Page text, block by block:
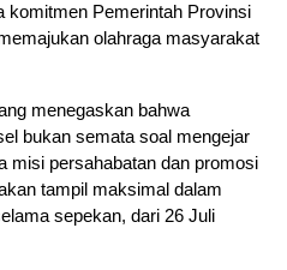
komitmen Pemerintah Provinsi
olahraga masyarakat
menegaskan bahwa
bukan semata soal mengejar
misi persahabatan dan promosi
tampil maksimal dalam
sepekan, dari 26 Juli